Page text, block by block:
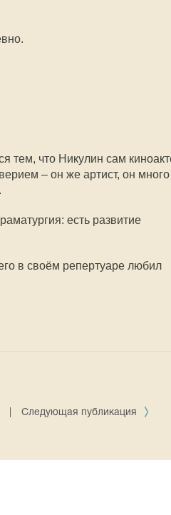
тем, что Никулин сам
– он же артист, он много
есть развитие
в своём репертуаре любил
Следующая публикация